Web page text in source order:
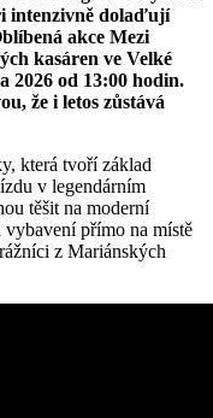
intenzivně dolaďují
akce Mezi
kasáren ve Velké
2026 od 13:00 hodin.
že i letos zůstává
která tvoří základ
v legendárním
těšit na moderní
přímo na místě
z Mariánských